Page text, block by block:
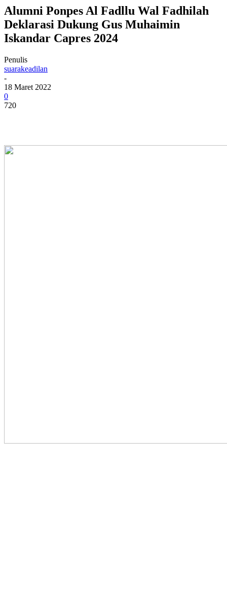
Alumni Ponpes Al Fadllu Wal Fadhilah
Deklarasi Dukung Gus Muhaimin
Iskandar Capres 2024
Penulis
suarakeadilan
-
18 Maret 2022
0
720